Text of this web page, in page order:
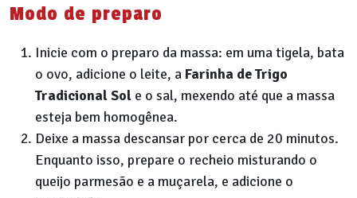
Modo de preparo
Inicie com o preparo da massa: em uma tigela, bata
o ovo, adicione o leite, a Farinha de Trigo
Tradicional Sol e o sal, mexendo até que a massa
esteja bem homogênea.
Deixe a massa descansar por cerca de 20 minutos.
Enquanto isso, prepare o recheio misturando o
queijo parmesão e a muçarela, e adicione o